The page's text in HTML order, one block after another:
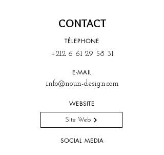
TÉLEPHONE
+212 6 61 29 58 31
E-MAIL
info@noun-design.com
WEBSITE
Site Web
SOCIAL MEDIA
CONTACT